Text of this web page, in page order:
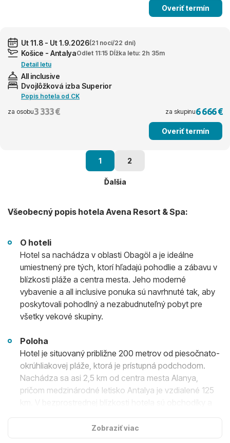
Overiť termín
Ut 11.8 - Ut 1.9.2026(21 nocí/22 dní)
Košice - AntalyaOdlet 11:15 Dĺžka letu: 2h 35m
Detail letu
All inclusive
Dvojlôžková izba Superior
Popis hotela od CK
za osobu3 333 € za skupinu6 666 €
Overiť termín
1 2
Ďalšia
Všeobecný popis hotela Avena Resort & Spa:
O hoteli
Hotel sa nachádza v oblasti Obagöl a je ideálne
umiestnený pre tých, ktorí hľadajú pohodlie a zábavu v
blízkosti pláže a centra mesta. Jeho moderné
vybavenie a all inclusive ponuka sú navrhnuté tak, aby
poskytovali pohodlný a nezabudnuteľný pobyt pre
všetky vekové skupiny.
Poloha
Hotel je situovaný približne 200 metrov od piesočnato-
okrúhliakovej pláže, ktorá je prístupná podchodom.
Nachádza sa asi 2,5 km od centra mesta Alanya,
pričom medzinárodné letisko Antalya je vzdialené 125
Zobraziť viac